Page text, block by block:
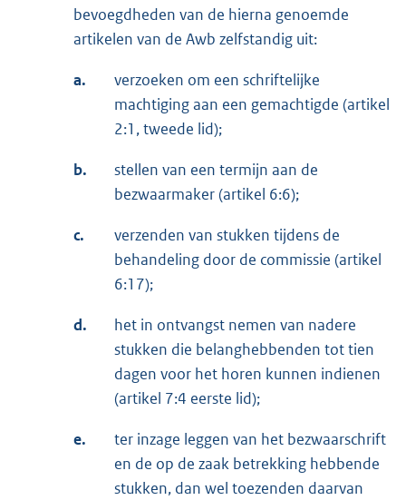
bevoegdheden van de hierna genoemde
artikelen van de Awb zelfstandig uit:
a.
verzoeken om een schriftelijke
machtiging aan een gemachtigde (artikel
2:1, tweede lid);
b.
stellen van een termijn aan de
bezwaarmaker (artikel 6:6);
c.
verzenden van stukken tijdens de
behandeling door de commissie (artikel
6:17);
d.
het in ontvangst nemen van nadere
stukken die belanghebbenden tot tien
dagen voor het horen kunnen indienen
(artikel 7:4 eerste lid);
e.
ter inzage leggen van het bezwaarschrift
en de op de zaak betrekking hebbende
stukken, dan wel toezenden daarvan